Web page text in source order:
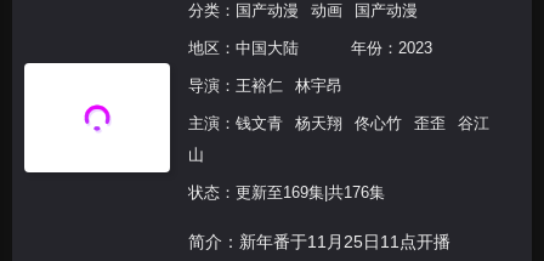
分类： 国产动漫 动画 国产动漫
地区： 中国大陆 年份： 2023
导演： 王裕仁 林宇昂
主演： 钱文青 杨天翔 佟心竹 歪歪
谷江
山
状态：更新至169集|共176集
简介：新年番于11月25日11点开播